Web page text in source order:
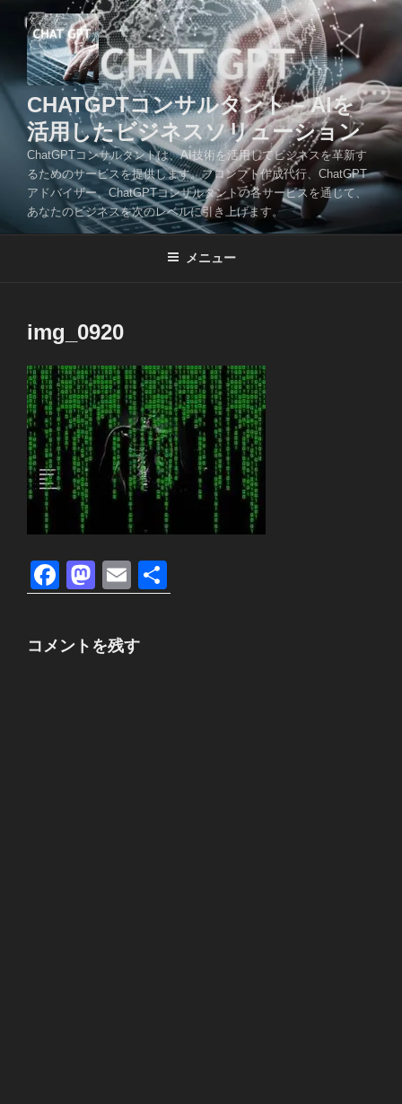
ツ
CHATGPTコンサルタント – AIを
活用したビジネスソリューション
ChatGPTコンサルタントは、AI技術を活用してビジネスを革新す
るためのサービスを提供します。プロンプト作成代行、ChatGPT
アドバイザー、ChatGPTコンサルタントの各サービスを通じて、
あなたのビジネスを次のレベルに引き上げます。
メニュー
img_0920
F
a
c
e
M
a
st
o
E
m
ail
有
コメントを残す